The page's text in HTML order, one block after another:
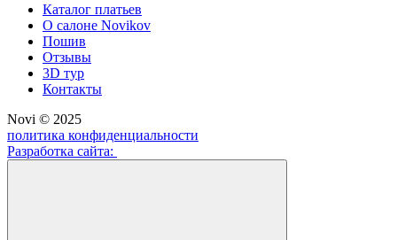
Каталог платьев
О салоне Novikov
Пошив
Отзывы
3D тур
Контакты
Novi © 2025
политика конфиденциальности
Разработка сайта: